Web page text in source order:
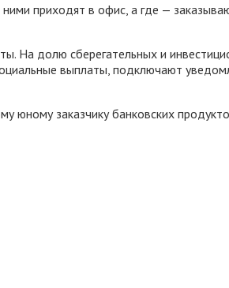
приходят в офис, а где —
На долю сберегательных и
выплаты, подключают
юному заказчику банковских